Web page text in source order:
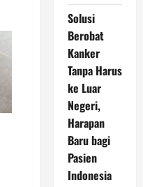
Solusi
Berobat
Kanker
Tanpa Harus
ke Luar
Negeri,
Harapan
Baru bagi
Pasien
Indonesia